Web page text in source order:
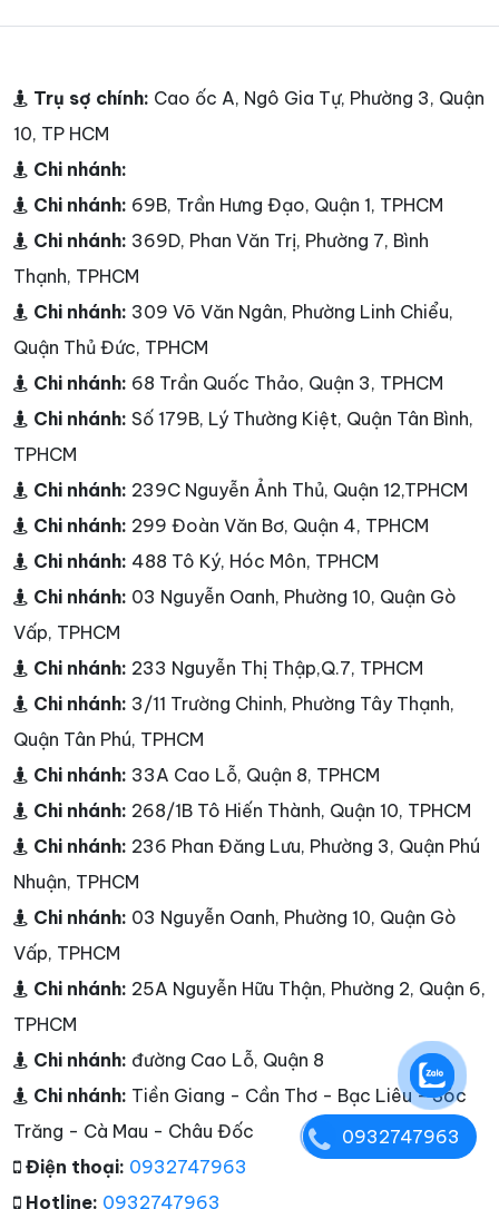
Trụ sợ chính: Cao ốc A, Ngô Gia Tự, Phường 3, Quận
10, TP HCM
Chi nhánh:
Chi nhánh: 69B, Trần Hưng Đạo, Quận 1, TPHCM
Chi nhánh: 369D, Phan Văn Trị, Phường 7, Bình
Thạnh, TPHCM
Chi nhánh: 309 Võ Văn Ngân, Phường Linh Chiểu,
Quận Thủ Đức, TPHCM
Chi nhánh: 68 Trần Quốc Thảo, Quận 3, TPHCM
Chi nhánh: Số 179B, Lý Thường Kiệt, Quận Tân Bình,
TPHCM
Chi nhánh: 239C Nguyễn Ảnh Thủ, Quận 12,TPHCM
Chi nhánh: 299 Đoàn Văn Bơ, Quận 4, TPHCM
Chi nhánh: 488 Tô Ký, Hóc Môn, TPHCM
Chi nhánh: 03 Nguyễn Oanh, Phường 10, Quận Gò
Vấp, TPHCM
Chi nhánh: 233 Nguyễn Thị Thập,Q.7, TPHCM
Chi nhánh: 3/11 Trường Chinh, Phường Tây Thạnh,
Quận Tân Phú, TPHCM
Chi nhánh: 33A Cao Lỗ, Quận 8, TPHCM
Chi nhánh: 268/1B Tô Hiến Thành, Quận 10, TPHCM
Chi nhánh: 236 Phan Đăng Lưu, Phường 3, Quận Phú
Nhuận, TPHCM
Chi nhánh: 03 Nguyễn Oanh, Phường 10, Quận Gò
Vấp, TPHCM
Chi nhánh: 25A Nguyễn Hữu Thận, Phường 2, Quận 6,
TPHCM
Chi nhánh: đường Cao Lỗ, Quận 8
Chi nhánh: Tiền Giang - Cần Thơ - Bạc Liêu - Sóc
Trăng - Cà Mau - Châu Đốc
Điện thoại: 0932747963
Hotline: 0932747963
0932747963